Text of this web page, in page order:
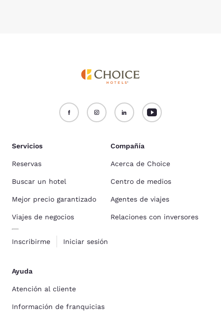
Servicios
Reservas
Buscar un hotel
Mejor precio garantizado
Viajes de negocios
Inscribirme Iniciar sesión
Compañía
Acerca de Choice
Centro de medios
Agentes de viajes
Relaciones con inversores
Ayuda
Atención al cliente
Información de franquicias